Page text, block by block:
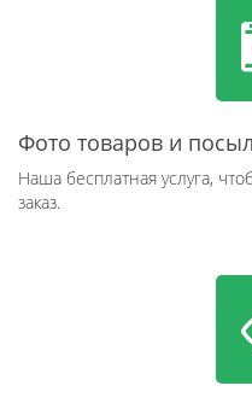
Фото товаров и
Наша бесплатная услуга,
заказ.